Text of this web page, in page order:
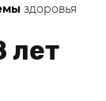
здоровья
лет